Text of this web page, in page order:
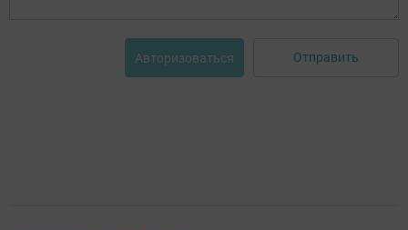
Авторизоваться Отправить